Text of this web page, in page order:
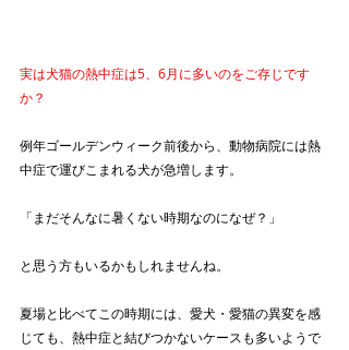
実は犬猫の熱中症は5、6月に多いのをご存じです
か？
例年ゴールデンウィーク前後から、動物病院には熱
中症で運びこまれる犬が急増します。
「まだそんなに暑くない時期なのになぜ？」
と思う方もいるかもしれませんね。
夏場と比べてこの時期には、愛犬・愛猫の異変を感
じても、熱中症と結びつかないケースも多いようで